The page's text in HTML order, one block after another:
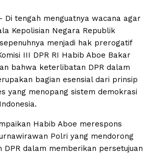
Di tengah menguatnya wacana agar
Kepolisian Negara Republik
menjadi hak prerogatif
III DPR RI Habib Aboe Bakar
bahwa keterlibatan DPR dalam
bagian esensial dari prinsip
yang menopang sistem demokrasi
Habib Aboe merespons
Polri yang mendorong
DPR dalam memberikan persetujuan